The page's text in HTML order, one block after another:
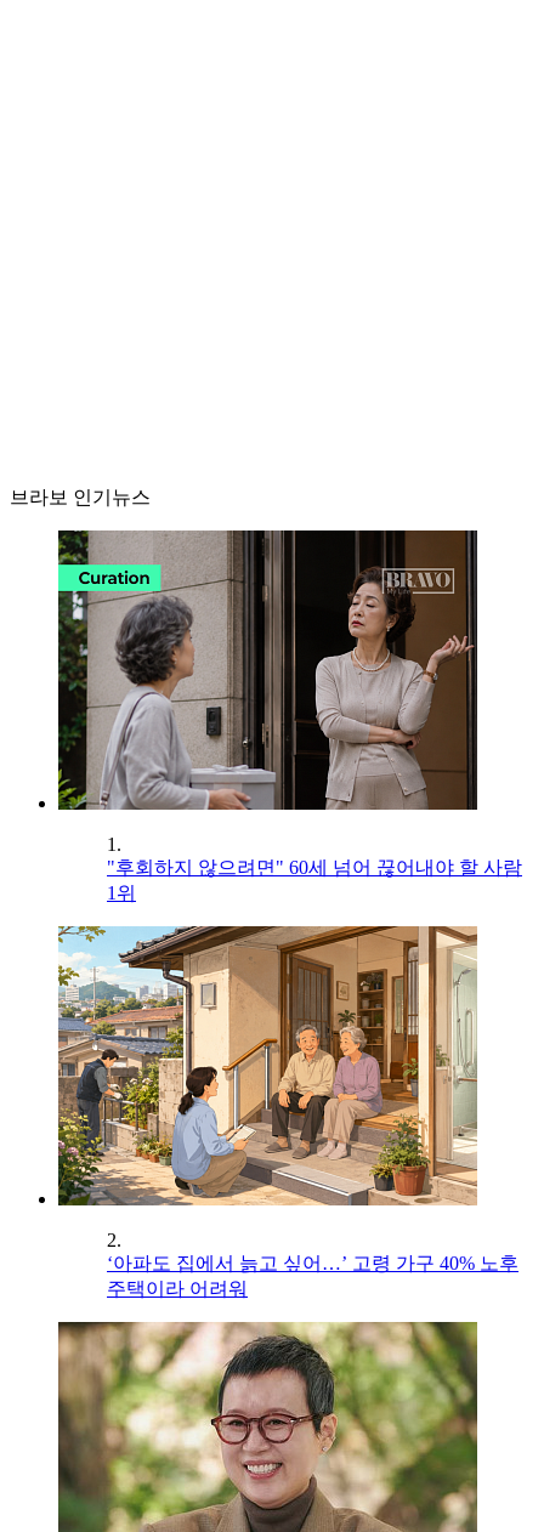
브라보 인기뉴스
1.
"후회하지 않으려면" 60세 넘어 끊어내야 할 사람
1위
2.
‘아파도 집에서 늙고 싶어…’ 고령 가구 40% 노후
주택이라 어려워